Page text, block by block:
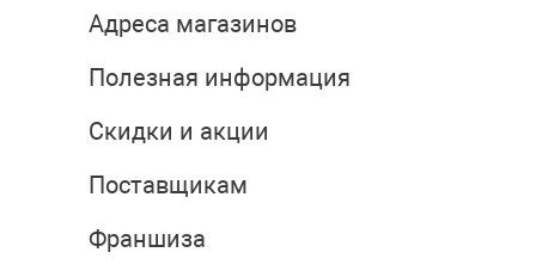
Адреса магазинов
Полезная информация
Скидки и акции
Поставщикам
Франшиза